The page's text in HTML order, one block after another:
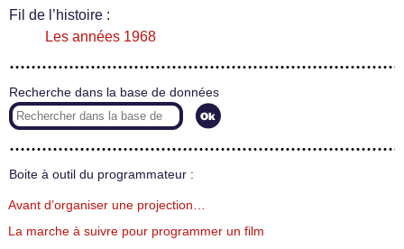
Fil de l’histoire :
Les années 1968
Recherche dans la base de données
Boite à outil du programmateur :
Avant d’organiser une projection…
La marche à suivre pour programmer un film